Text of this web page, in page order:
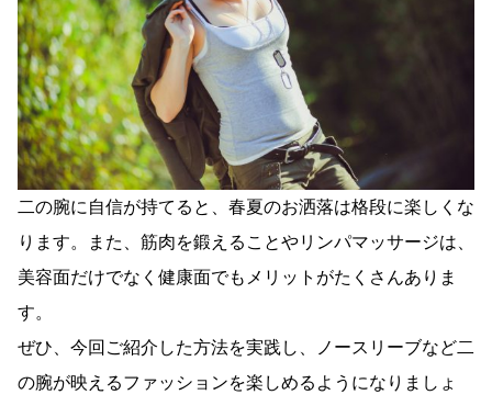
二の腕に自信が持てると、春夏のお洒落は格段に楽しくな
ります。また、筋肉を鍛えることやリンパマッサージは、
美容面だけでなく健康面でもメリットがたくさんありま
す。
ぜひ、今回ご紹介した方法を実践し、ノースリーブなど二
の腕が映えるファッションを楽しめるようになりましょ